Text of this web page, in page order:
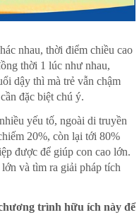
nhau, thời điểm chiều cao
thời 1 lúc như nhau,
dậy thì mà trẻ vẫn chậm
đặc biệt chú ý.
yếu tố, ngoài di truyền
20%, còn lại tới 80%
được để giúp con cao lớn.
và tìm ra giải pháp tích
trình hữu ích này để